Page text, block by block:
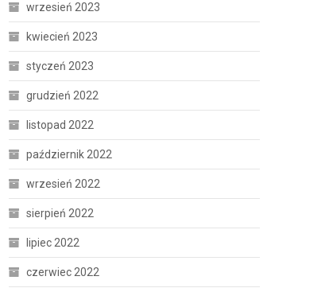
wrzesień 2023
kwiecień 2023
styczeń 2023
grudzień 2022
listopad 2022
październik 2022
wrzesień 2022
sierpień 2022
lipiec 2022
czerwiec 2022